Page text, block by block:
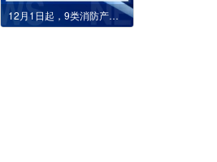
12月1日起，9类消防产品国家标准正式实施